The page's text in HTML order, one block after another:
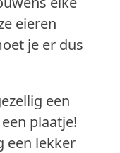
eieren
je er dus
een
plaatje!
een lekker